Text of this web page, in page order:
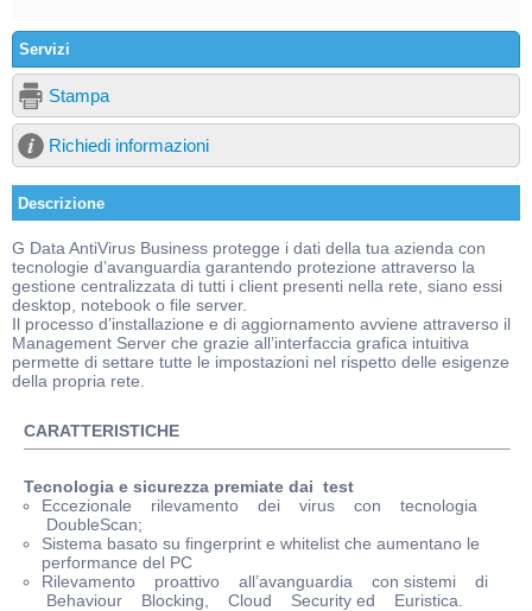
Servizi
Stampa
Richiedi informazioni
Descrizione
G Data AntiVirus Business protegge i dati della tua azienda con
tecnologie d’avanguardia garantendo protezione attraverso la
gestione centralizzata di tutti i client presenti nella rete, siano essi
desktop, notebook o file server.
Il processo d’installazione e di aggiornamento avviene attraverso il
Management Server che grazie all’interfaccia grafica intuitiva
permette di settare tutte le impostazioni nel rispetto delle esigenze
della propria rete.
CARATTERISTICHE
Tecnologia e sicurezza premiate dai test
Eccezionale rilevamento dei virus con tecnologia
DoubleScan;
Sistema basato su fingerprint e whitelist che aumentano le
performance del PC
Rilevamento proattivo all’avanguardia con sistemi di
Behaviour Blocking, Cloud Security ed Euristica.